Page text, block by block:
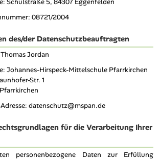
Schulstraße 5, 84307 Eggenfelden
08721/2004
des/der Datenschutzbeauftragten
Jordan
Johannes-Hirspeck-Mittelschule Pfarrkirchen
Str. 1
datenschutz@mspan.de
für die Verarbeitung Ihrer
personenbezogene Daten zur Erfüllung